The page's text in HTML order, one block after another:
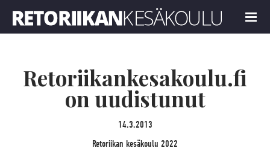
MENU
Retoriikankesakoulu.fi
on uudistunut
14.3.2013
Retoriikan kesäkoulu 2022